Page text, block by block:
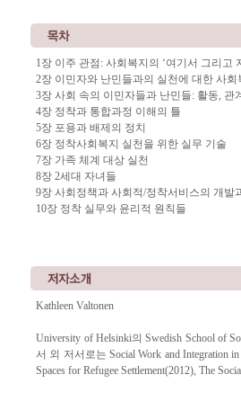
1장 이주 관점: 사회복지의 ‘여기서 그리고
2장 이민자와 난민들과의 실천에 대한 사회
3장 사회 속의 이민자들과 난민들: 활동, 관
4장 정착과 통합과정 이해의 틀
5장 포용과 배제의 정치
6장 정착사회복지 실천을 위한 실무 기술
7장 가족 체계 대상 실천
8장 2세대 자녀들
9장 사회정책과 사회적/정착서비스의 개발
10장 정착 실무와 윤리적 원칙들
Kathleen Valtonen
University of Helsinki의 Swedish School of
서 외 저서로는 Social Work and Integration
Spaces for Refugee Settlement(2012), The